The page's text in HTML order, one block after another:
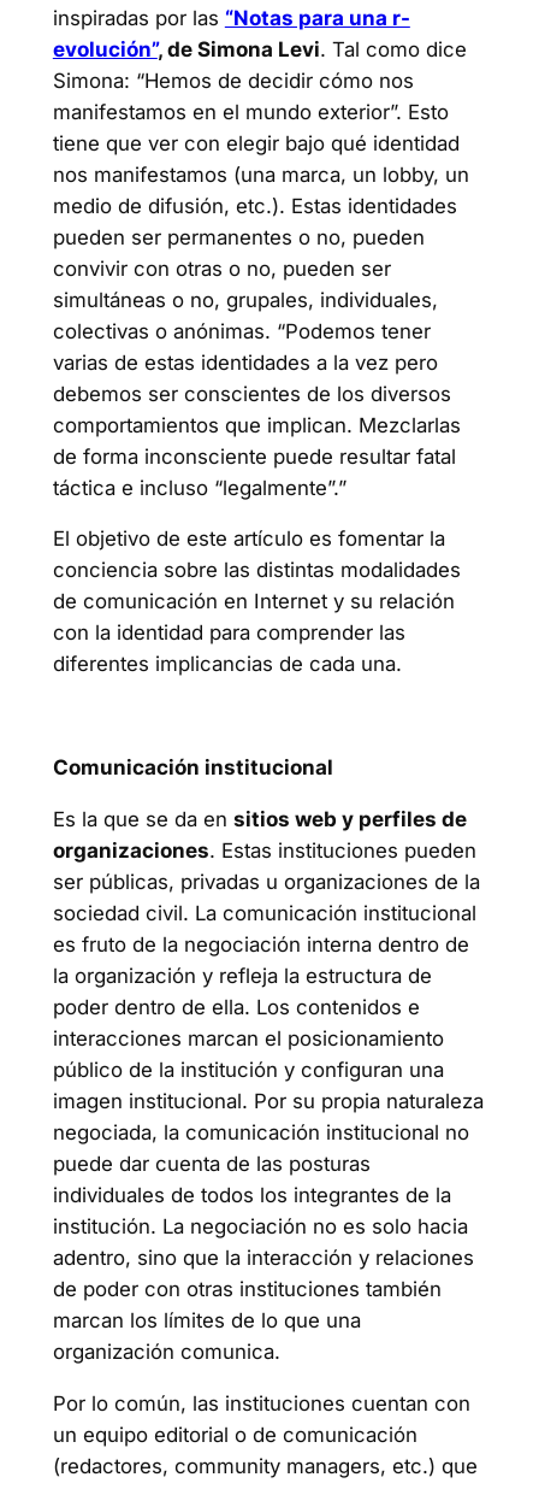
inspiradas por las “Notas para una r-
evolución”, de Simona Levi. Tal como dice
Simona: “Hemos de decidir cómo nos
manifestamos en el mundo exterior”. Esto
tiene que ver con elegir bajo qué identidad
nos manifestamos (una marca, un lobby, un
medio de difusión, etc.). Estas identidades
pueden ser permanentes o no, pueden
convivir con otras o no, pueden ser
simultáneas o no, grupales, individuales,
colectivas o anónimas. “Podemos tener
varias de estas identidades a la vez pero
debemos ser conscientes de los diversos
comportamientos que implican. Mezclarlas
de forma inconsciente puede resultar fatal
táctica e incluso “legalmente”.”
El objetivo de este artículo es fomentar la
conciencia sobre las distintas modalidades
de comunicación en Internet y su relación
con la identidad para comprender las
diferentes implicancias de cada una.
Comunicación institucional
Es la que se da en sitios web y perfiles de
organizaciones. Estas instituciones pueden
ser públicas, privadas u organizaciones de la
sociedad civil. La comunicación institucional
es fruto de la negociación interna dentro de
la organización y refleja la estructura de
poder dentro de ella. Los contenidos e
interacciones marcan el posicionamiento
público de la institución y configuran una
imagen institucional. Por su propia naturaleza
negociada, la comunicación institucional no
puede dar cuenta de las posturas
individuales de todos los integrantes de la
institución. La negociación no es solo hacia
adentro, sino que la interacción y relaciones
de poder con otras instituciones también
marcan los límites de lo que una
organización comunica.
Por lo común, las instituciones cuentan con
un equipo editorial o de comunicación
(redactores, community managers, etc.) que